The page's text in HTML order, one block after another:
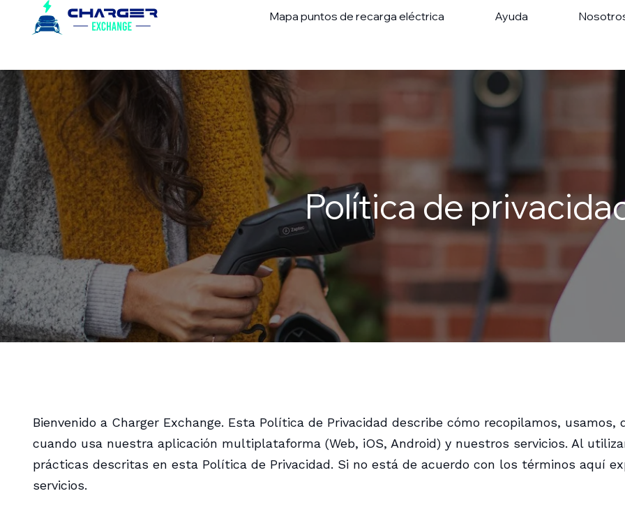
Mapa puntos de recarga eléctrica Ayuda
Política de
Bienvenido a Charger Exchange. Esta Política de Privacidad describe cómo recopilamos,
cuando usa nuestra aplicación multiplataforma (Web, iOS, Android) y nuestros servicios. Al
prácticas descritas en esta Política de Privacidad. Si no está de acuerdo con los términos aquí
servicios.